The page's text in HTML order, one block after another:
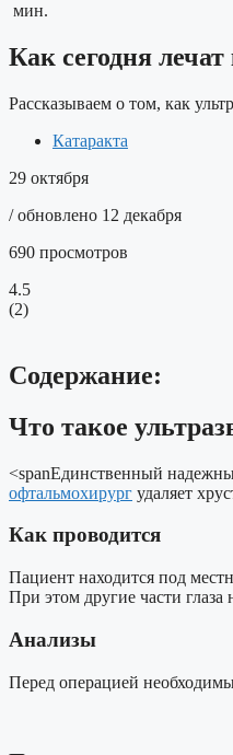
мин.
Как сегодня лечат
Рассказываем о том, как
Катаракта
29 октября
/ обновлено 12 декабря
690 просмотров
4.5
(2)
Содержание:
Что такое
<spanЕдинственный
офтальмохирург удаляет
Как проводится
Пациент находится под
При этом другие части глаза
Анализы
Перед операцией